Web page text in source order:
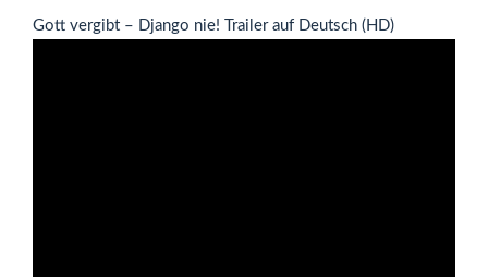
Gott vergibt – Django nie! Trailer auf Deutsch (HD)